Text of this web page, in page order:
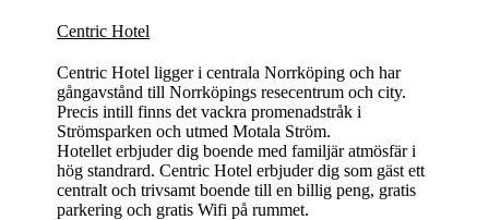
Centric Hotel
Centric Hotel ligger i centrala Norrköping och har
gångavstånd till Norrköpings resecentrum och city.
Precis intill finns det vackra promenadstråk i
Strömsparken och utmed Motala Ström.
Hotellet erbjuder dig boende med familjär atmösfär i
hög standrard. Centric Hotel erbjuder dig som gäst ett
centralt och trivsamt boende till en billig peng, gratis
parkering och gratis Wifi på rummet.